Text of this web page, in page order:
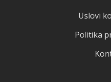
Uslovi
Politika